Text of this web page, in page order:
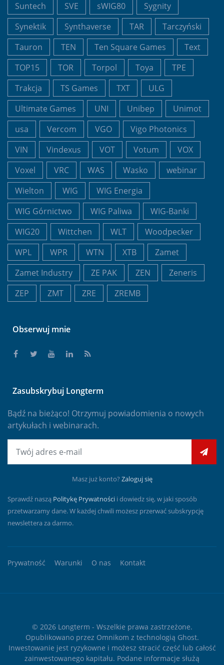
Suntech
SVE sWIG80
Sygnity
Synektik
Synthaverse TAR
Tarczyński
Tauron
TEN Ten Square Games
Text
TOP15
TOR Torpol Toya
TPE
Trakcja
TS Games TXT
ULG
Ultimate Games
UNI Unibep
Unimot
usa
Vercom VGO
Vigo Photonics
VIN
Vindexus VOT Votum
VOX
Voxel
VRC WAS Wasko
webinar
Wielton
WIG
WIG Energia
WIG Górnictwo
WIG Paliwa
WIG-Banki
WIG20
Wittchen WLT
Woodpecker
WPL
WPR WTN XTB
Zamet
Zamet Industry
ZE PAK ZEN
Zeneris
ZEP
ZMT ZRE ZREMB
Obserwuj mnie
Zasubskrybuj Longterm
Bądź na bieżąco! Otrzymuj powiadomienia o nowych
artykułach i webinarach.
Masz już konto? Zaloguj się
Sprawdź naszą Politykę Prywatności i dowiedz się, w jaki sposób
przetwarzamy dane. W każdej chwili możesz przerwać subskrypcję
newslettera za darmo.
Prywatność Warunki O nas Kontakt
© 2026 Longterm - Wszelkie prawa zastrzeżone.
Opublikowano przez Omnikom z technologią Ghost.
Inwestowanie jest ryzykowne i możesz stracić część lub całość
zainwestowanego kapitału. Podane informacje służą